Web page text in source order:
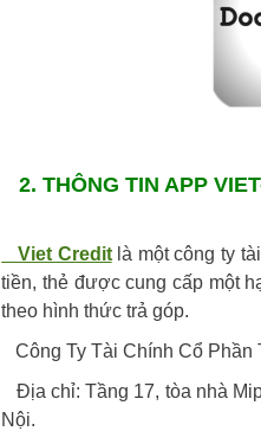
2. THÔNG TIN APP
Viet Creditlà một công ty
tiền, thẻ được cung cấp một
theo hình thức trả góp.
Công Ty Tài Chính Cổ Phần
Địa chỉ: Tầng 17, tòa nhà
Nội.